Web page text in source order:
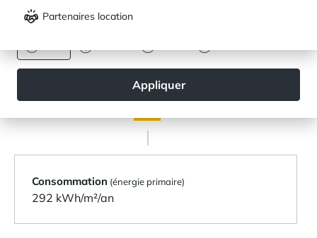
DEVISE
Appliquer
Partenaires location
Diagnostic de performance énergétique (DPE)
Consommation (énergie primaire)
292 kWh/m²/an